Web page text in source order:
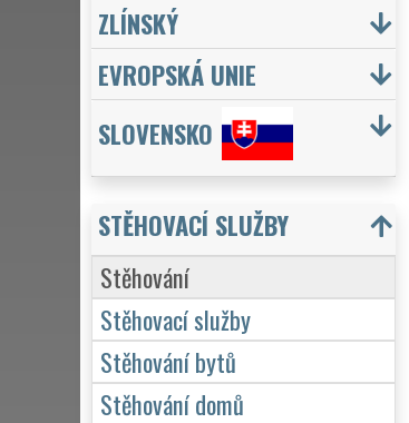
ZLÍNSKÝ
EVROPSKÁ UNIE
SLOVENSKO
STĚHOVACÍ SLUŽBY
Stěhování
Stěhovací služby
Stěhování bytů
Stěhování domů